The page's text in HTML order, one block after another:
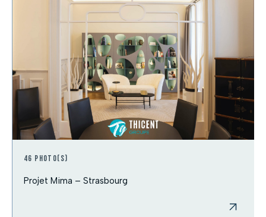
46 photo(s)
Projet Mima – Strasbourg